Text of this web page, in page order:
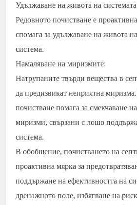
Удължаване на живота на
Редовното почистване е
спомага за удължаване на живота
система.
Намаляване на миризмите:
Натрупаните твърди вещества в
да предизвикат неприятна
почистване помага за смекчаване
миризми, свързани с лошо
система.
В обобщение, почистването на
проактивна мярка за
поддържане на ефективността на
дренажното поле, избягване на